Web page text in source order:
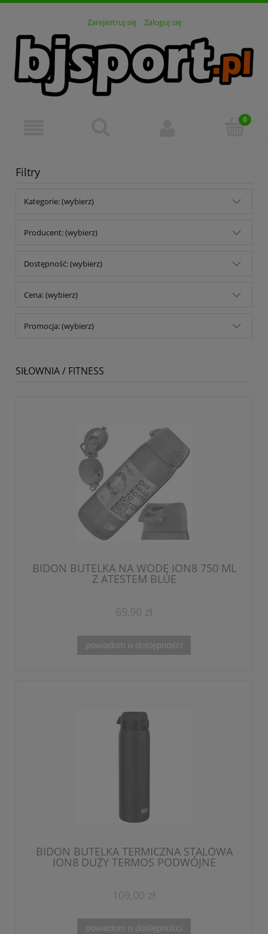
Zarejestruj się Zaloguj się
Filtry
Kategorie: (wybierz)
Producent: (wybierz)
Dostępność: (wybierz)
Cena: (wybierz)
Promocja: (wybierz)
SIŁOWNIA / FITNESS
BIDON BUTELKA NA WODĘ ION8 750 ML
Z ATESTEM BLUE
69,90 zł
powiadom o dostępności
BIDON BUTELKA TERMICZNA STALOWA
ION8 DUŻY TERMOS PODWÓJNE
ŚCIANKI 920 ml
109,00 zł
powiadom o dostępności